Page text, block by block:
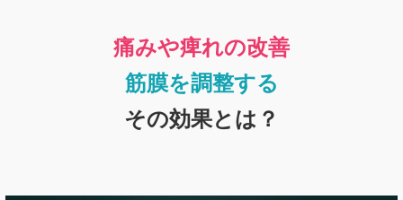
痛みや痺れの改善
筋膜を調整する
その効果とは？